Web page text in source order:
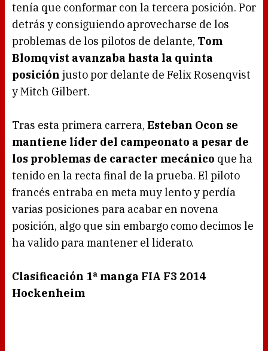
tenía que conformar con la tercera posición. Por
detrás y consiguiendo aprovecharse de los
problemas de los pilotos de delante, Tom
Blomqvist avanzaba hasta la quinta
posición justo por delante de Felix Rosenqvist
y Mitch Gilbert.
Tras esta primera carrera, Esteban Ocon se
mantiene líder del campeonato a pesar de
los problemas de caracter mecánico que ha
tenido en la recta final de la prueba. El piloto
francés entraba en meta muy lento y perdía
varias posiciones para acabar en novena
posición, algo que sin embargo como decimos le
ha valido para mantener el liderato.
Clasificación 1ª manga FIA F3 2014
Hockenheim